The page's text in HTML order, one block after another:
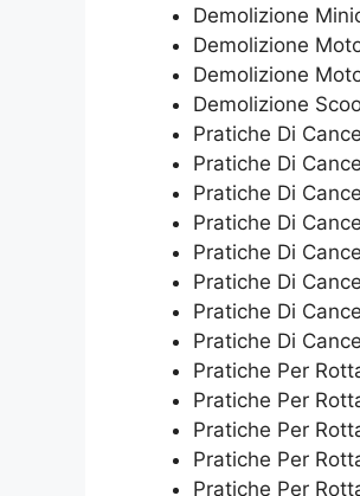
Demolizione
Demolizione
Demolizione
Demolizione
Pratiche Di
Pratiche Di
Pratiche Di
Pratiche Di
Pratiche Di
Pratiche Di
Pratiche Di
Pratiche Di
Pratiche Per
Pratiche Per
Pratiche Per
Pratiche Per
Pratiche Per